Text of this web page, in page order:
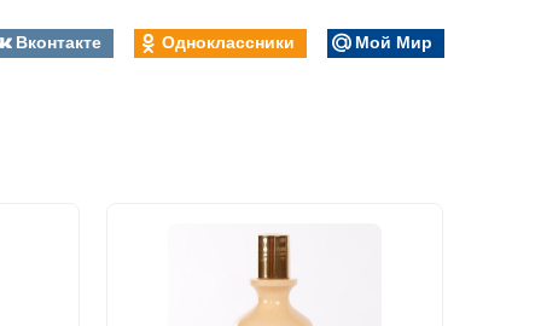
Вконтакте Одноклассники Мой Мир